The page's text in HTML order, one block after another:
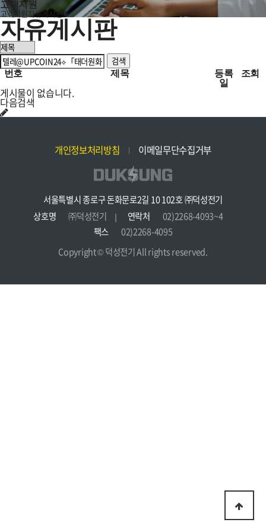
고객지원
고객지원자유게시판
자유게시판
검색
번호 제목
등록
일
조회
게시물이 없습니다.
다음검색
개인정보처리방침 이메일무단수집거부
서울특별시 종로구 돈화문로2길 10 102호 ㈜덕성전기
상호명
㈜덕성전기 연락처
02)2268-4093~4
팩스
02)2268-4095
Copyright © 덕성전기 All rights reserved.